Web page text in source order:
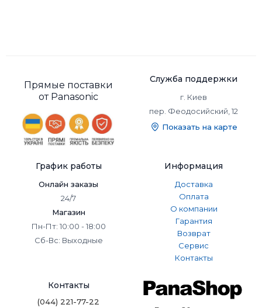
Прямые поставки
от Panasonic
Служба поддержки
г. Киев
пер. Феодосийский, 12
Показать на карте
График работы
Онлайн заказы
24/7
Магазин
Пн-Пт: 10:00 - 18:00
Сб-Вс: Выходные
Информация
Доставка
Оплата
О компании
Гарантия
Возврат
Сервис
Контакты
Контакты
(044) 221-77-22